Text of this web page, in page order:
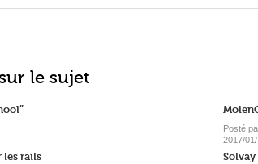
le sujet
Posté
2017/
les rails